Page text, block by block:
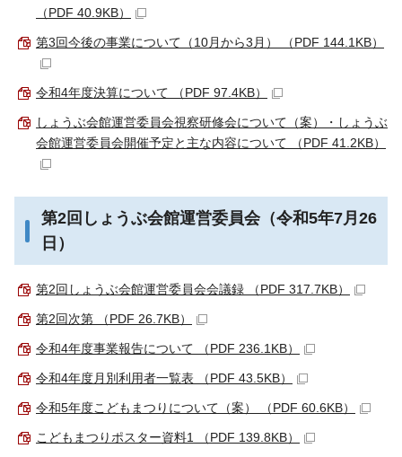
（PDF 40.9KB）
第3回今後の事業について（10月から3月） （PDF 144.1KB）
令和4年度決算について （PDF 97.4KB）
しょうぶ会館運営委員会視察研修会について（案）・しょうぶ
会館運営委員会開催予定と主な内容について （PDF 41.2KB）
第2回しょうぶ会館運営委員会（令和5年7月26
日）
第2回しょうぶ会館運営委員会会議録 （PDF 317.7KB）
第2回次第 （PDF 26.7KB）
令和4年度事業報告について （PDF 236.1KB）
令和4年度月別利用者一覧表 （PDF 43.5KB）
令和5年度こどもまつりについて（案） （PDF 60.6KB）
こどもまつりポスター資料1 （PDF 139.8KB）